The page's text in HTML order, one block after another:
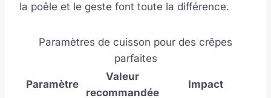
la poêle et le geste font toute la différence.
Paramètres de cuisson pour des crêpes
parfaites
Paramètre
Valeur
recommandée
Impact